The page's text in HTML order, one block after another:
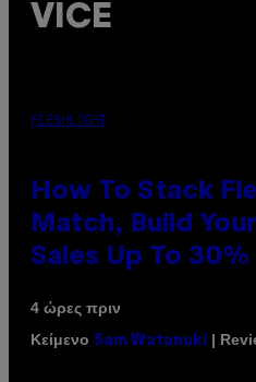
VICE
FLESHLIGHT
How To Stack
Match, Build
Sales Up To 30%
4 ώρες πριν
Κείμενο Sam Watanuki |